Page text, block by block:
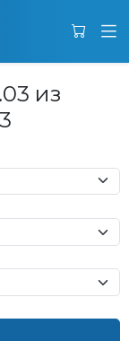
из